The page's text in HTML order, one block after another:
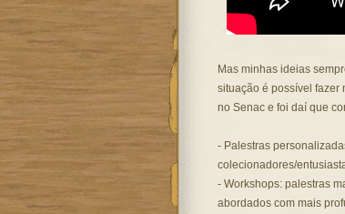
Mas minhas ideias
situação é possível fazer
no Senac e foi daí que
- Palestras
colecionadores/
- Workshops: palestras
abordados com mais